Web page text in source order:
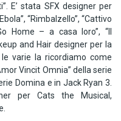
E’ stata SFX designer per
“Rimbalzello”, “Cattivo
Home – a casa loro”, “Il
and Hair designer per la
varie la ricordiamo come
Vincit Omnia” della serie
Domina e in Jack Ryan 3.
per Cats the Musical,